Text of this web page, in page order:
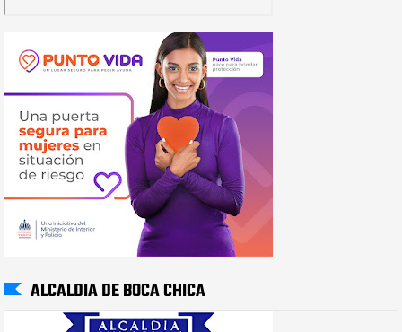
ALCALDIA DE BOCA CHICA